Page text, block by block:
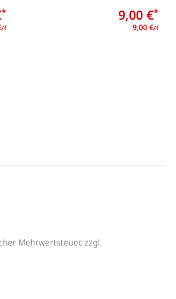
*
/l
9,00 €*
9,00 €/l
Mehrwertsteuer, zzgl.